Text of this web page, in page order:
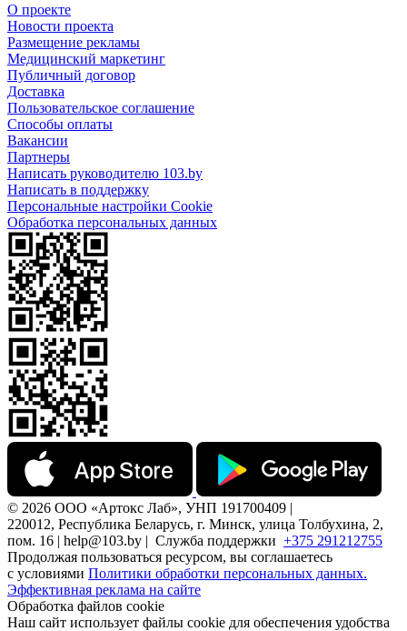
О проекте
Новости проекта
Размещение рекламы
Медицинский маркетинг
Публичный договор
Доставка
Пользовательское соглашение
Способы оплаты
Вакансии
Партнеры
Написать руководителю 103.by
Написать в поддержку
Персональные настройки Cookie
Обработка персональных данных
© 2026 ООО «Артокс Лаб», УНП 191700409 |
220012, Республика Беларусь, г. Минск, улица Толбухина, 2,
пом. 16 | help@103.by | Служба поддержки +375 291212755
Продолжая пользоваться ресурсом, вы соглашаетесь
с условиями Политики обработки персональных данных.
Эффективная реклама на сайте
Обработка файлов cookie
Наш сайт использует файлы cookie для обеспечения удобства